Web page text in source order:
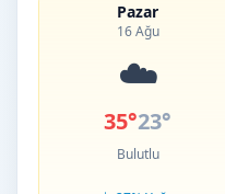
Pazar
16 Ağu
☁️
35°23°
Bulutlu